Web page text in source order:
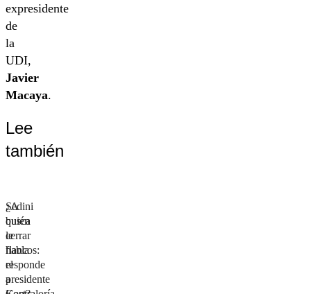
expresidente
de
la
UDI,
Javier
Macaya.
Lee
también
¿A
quién
le
habla
el
presidente
Sedini
busca
cerrar
flancos:
responde
a